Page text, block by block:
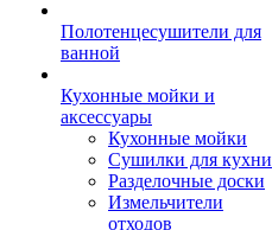
Полотенцесушители для
ванной
Кухонные мойки и
аксессуары
Кухонные мойки
Сушилки для кухни
Разделочные доски
Измельчители
отходов